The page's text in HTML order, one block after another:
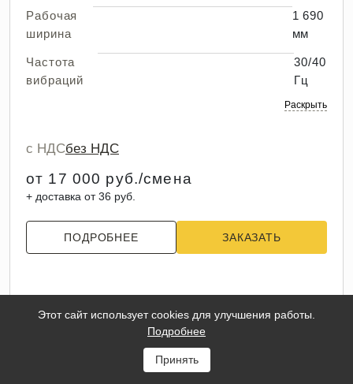
Рабочая
ширина
1 690
мм
Частота
вибраций
30/40
Гц
Раскрыть
с НДСбез НДС
от 17 000 руб./смена
+ доставка от 36 руб.
ПОДРОБНЕЕ ЗАКАЗАТЬ
Этот сайт использует cookies для улучшения работы.
Подробнее
Принять